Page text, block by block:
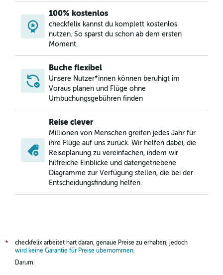
100% kostenlos
checkfelix kannst du komplett kostenlos
nutzen. So sparst du schon ab dem ersten
Moment.
Buche flexibel
Unsere Nutzer*innen können beruhigt im
Voraus planen und Flüge ohne
Umbuchungsgebühren finden
Reise clever
Millionen von Menschen greifen jedes Jahr für
ihre Flüge auf uns zurück. Wir helfen dabei, die
Reiseplanung zu vereinfachen, indem wir
hilfreiche Einblicke und datengetriebene
Diagramme zur Verfügung stellen, die bei der
Entscheidungsfindung helfen.
*
checkfelix arbeitet hart daran, genaue Preise zu erhalten, jedoch
wird keine Garantie für Preise übernommen.
Darum: